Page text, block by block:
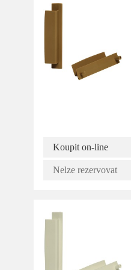
Koupit on-line
Nelze rezervovat